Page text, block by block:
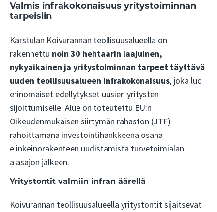
Valmis infrakokonaisuus yritystoiminnan
tarpeisiin
Karstulan Koivurannan teollisuusalueella on
rakennettu noin 30 hehtaarin laajuinen,
nykyaikainen ja yritystoiminnan tarpeet täyttävä
uuden teollisuusalueen infrakokonaisuus, joka luo
erinomaiset edellytykset uusien yritysten
sijoittumiselle. Alue on toteutettu EU:n
Oikeudenmukaisen siirtymän rahaston (JTF)
rahoittamana investointihankkeena osana
elinkeinorakenteen uudistamista turvetoimialan
alasajon jälkeen.
Yritystontit valmiin infran äärellä
Koivurannan teollisuusalueella yritystontit sijaitsevat